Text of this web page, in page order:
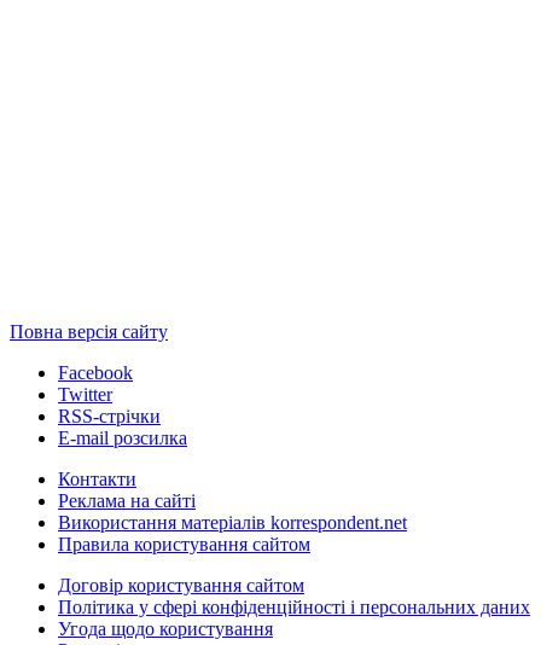
Повна версія сайту
Facebook
Twitter
RSS-стрічки
E-mail розсилка
Контакти
Реклама на сайті
Використання матеріалів korrespondent.net
Правила користування сайтом
Договір користування сайтом
Політика у сфері конфіденційності і персональних даних
Угода щодо користування